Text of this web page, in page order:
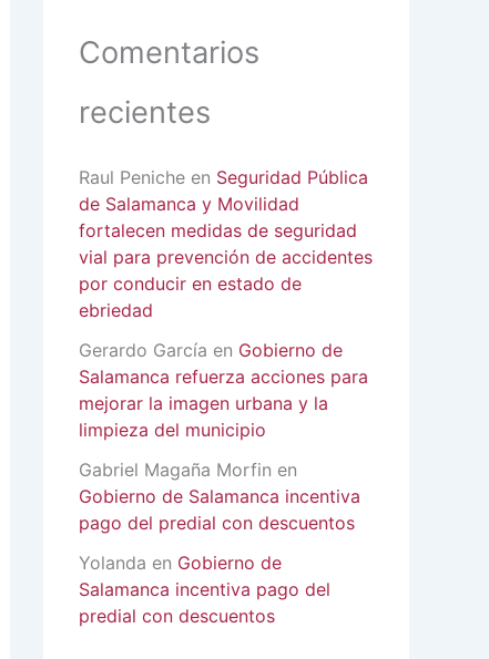
Comentarios
recientes
Raul Peniche en Seguridad Pública
de Salamanca y Movilidad
fortalecen medidas de seguridad
vial para prevención de accidentes
por conducir en estado de
ebriedad
Gerardo García en Gobierno de
Salamanca refuerza acciones para
mejorar la imagen urbana y la
limpieza del municipio
Gabriel Magaña Morfin en
Gobierno de Salamanca incentiva
pago del predial con descuentos
Yolanda en Gobierno de
Salamanca incentiva pago del
predial con descuentos